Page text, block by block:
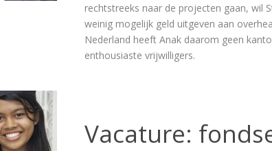
rechtstreeks naar de projecten gaan, wil
weinig mogelijk geld uitgeven aan
Nederland heeft Anak daarom geen
enthousiaste vrijwilligers.
Vacature: